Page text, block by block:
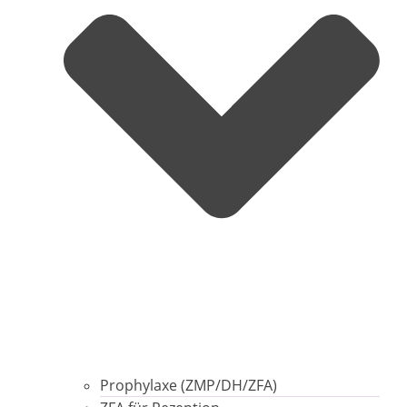
Prophylaxe (ZMP/DH/ZFA)